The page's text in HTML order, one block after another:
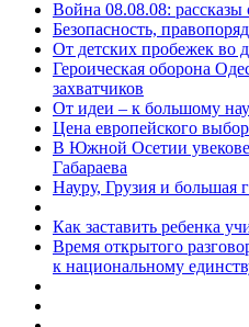
Война 08.08.08: рассказы
Безопасность,
От детских пробежек во
Героическая оборона
захватчиков
От идеи – к большому
Цена европейского
В Южной Осетии
Габараева
Науру, Грузия и большая
Как заставить ребенка
Время открытого
к национальному